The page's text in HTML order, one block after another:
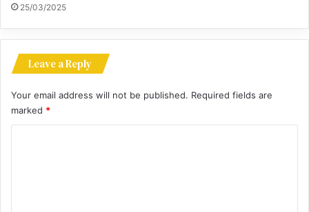
25/03/2025
Leave a Reply
Your email address will not be published. Required fields are
marked *